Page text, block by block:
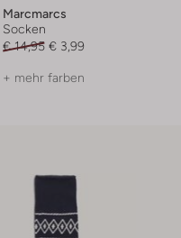
Marcmarcs
Socken
€ 14,95 € 3,99
+ mehr farben